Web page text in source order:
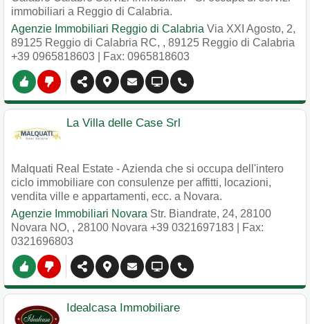
immobiliari a Reggio di Calabria.
Agenzie Immobiliari Reggio di Calabria Via XXI Agosto, 2,
89125 Reggio di Calabria RC, , 89125 Reggio di Calabria
+39 0965818603 | Fax: 0965818603
La Villa delle Case Srl
Malquati Real Estate - Azienda che si occupa dell'intero
ciclo immobiliare con consulenze per affitti, locazioni,
vendita ville e appartamenti, ecc. a Novara.
Agenzie Immobiliari Novara Str. Biandrate, 24, 28100
Novara NO, , 28100 Novara +39 0321697183 | Fax:
0321696803
Idealcasa Immobiliare